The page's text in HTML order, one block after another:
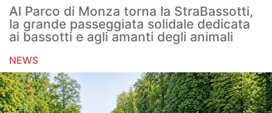
AC Monza
Calcio
Motori
Volley
Al Parco di Monza torna la StraBassotti,
la grande passeggiata solidale dedicata
ai bassotti e agli amanti degli animali
NEWS